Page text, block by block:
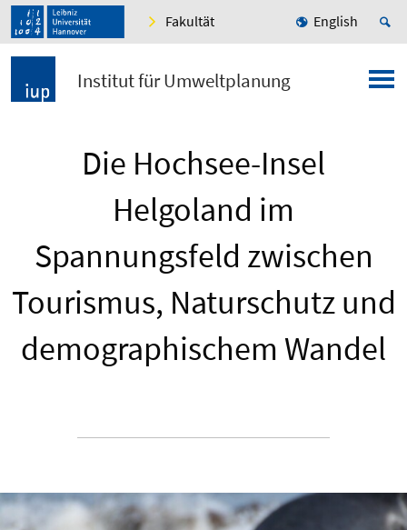
Fakultät English
Institut für Umweltplanung
Die Hochsee-Insel
Helgoland im
Spannungsfeld zwischen
Tourismus, Naturschutz und
demographischem Wandel